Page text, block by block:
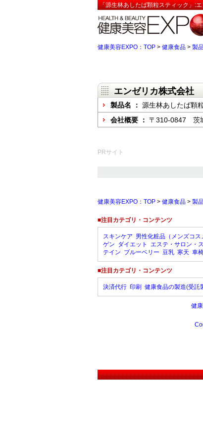
「源生林あしたば顆粒スティック」:
健康美容EXPO：TOP > 健康食品 > 製
エンゼリカ株式会社
製品名 ： 源生林あしたば顆
会社概要 ： 〒310-0847 茨
PRサイト
健康美容EXPO：TOP > 健康食品 > 製
■注目カテゴリ・コンテンツ
スキンケア 男性化粧品（メンズコス
ゲン ダイエット エステ・サロン・
テイン ブルーベリー 豆乳 寒天 車
■注目カテゴリ・コンテンツ
決済代行 印刷 健康食品の製造(受託
健